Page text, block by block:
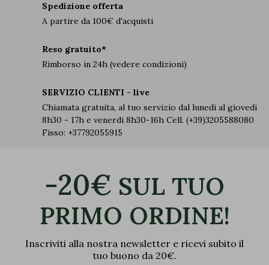
Spedizione offerta
A partire da 100€ d'acquisti
Reso gratuito*
Rimborso in 24h (vedere condizioni)
SERVIZIO CLIENTI - live
Chiamata gratuita, al tuo servizio dal lunedi al giovedi
8h30 - 17h e venerdi 8h30-16h Cell. (+39)3205588080
Fisso: +37792055915
-20€ SUL TUO
PRIMO ORDINE!
Inscriviti alla nostra newsletter e ricevi subito il
tuo buono da 20€.